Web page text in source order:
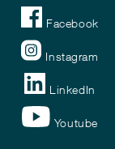
Facebook
Instagram
LinkedIn
Youtube